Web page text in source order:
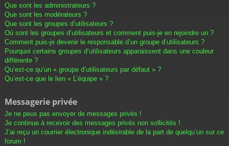
Que sont les administrateurs ?
Que sont les modérateurs ?
Que sont les groupes d’utilisateurs ?
Où sont les groupes d’utilisateurs et comment puis-je en rejoindre un ?
Comment puis-je devenir le responsable d’un groupe d’utilisateurs ?
Pourquoi certains groupes d’utilisateurs apparaissent dans une couleur
différente ?
Qu’est-ce qu’un « groupe d’utilisateurs par défaut » ?
Qu’est-ce que le lien « L’équipe » ?
Messagerie privée
Je ne peux pas envoyer de messages privés !
Je continue à recevoir des messages privés non sollicités !
J’ai reçu un courrier électronique indésirable de la part de quelqu’un sur ce
forum !